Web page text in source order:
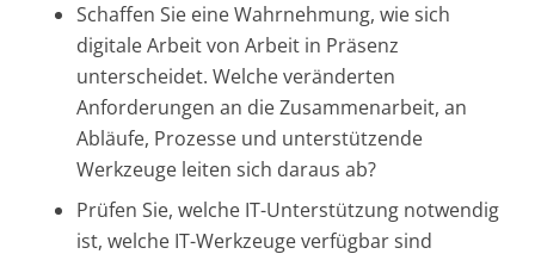
Schaffen Sie eine Wahrnehmung, wie sich
digitale Arbeit von Arbeit in Präsenz
unterscheidet. Welche veränderten
Anforderungen an die Zusammenarbeit, an
Abläufe, Prozesse und unterstützende
Werkzeuge leiten sich daraus ab?
Prüfen Sie, welche IT-Unterstützung notwendig
ist, welche IT-Werkzeuge verfügbar sind